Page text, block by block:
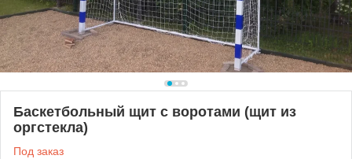
Баскетбольный щит с воротами (щит из
оргстекла)
Под заказ